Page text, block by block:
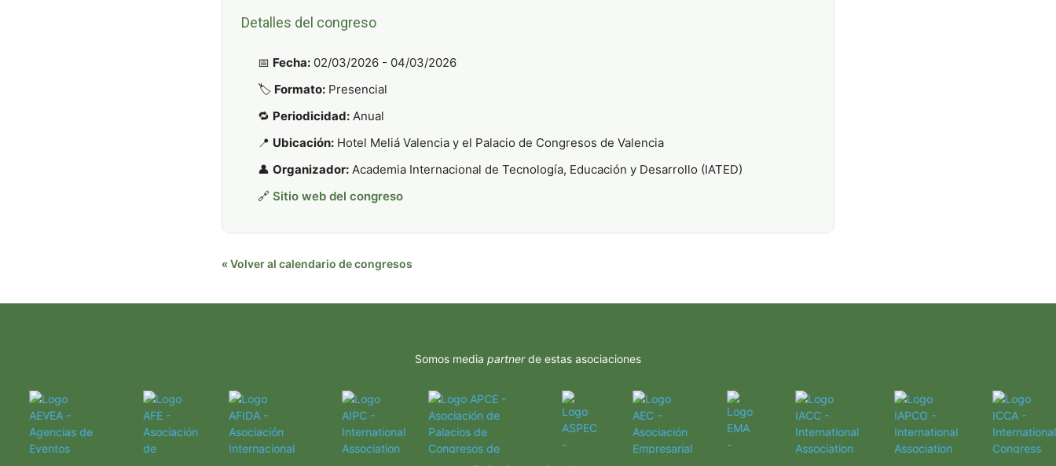
Detalles del congreso
📅 Fecha: 02/03/2026 - 04/03/2026
🏷️ Formato: Presencial
🔁 Periodicidad: Anual
📍 Ubicación: Hotel Meliá Valencia y el Palacio de Congresos de Valencia
👤 Organizador: Academia Internacional de Tecnología, Educación y Desarrollo (IATED)
🔗 Sitio web del congreso
« Volver al calendario de congresos
Somos media partnerde estas asociaciones